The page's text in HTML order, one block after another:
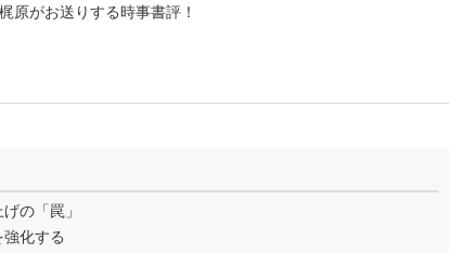
原がお送りする時事書評！
の「罠」
化する